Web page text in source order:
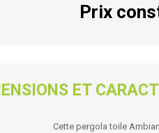
Prix
ET
Cette pergola toile